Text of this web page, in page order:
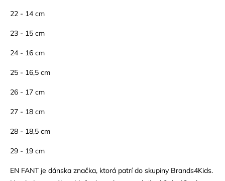
22 - 14 cm
23 - 15 cm
24 - 16 cm
25 - 16,5 cm
26 - 17 cm
27 - 18 cm
28 - 18,5 cm
29 - 19 cm
EN FANT je dánska značka, ktorá patrí do skupiny Brands4Kids.